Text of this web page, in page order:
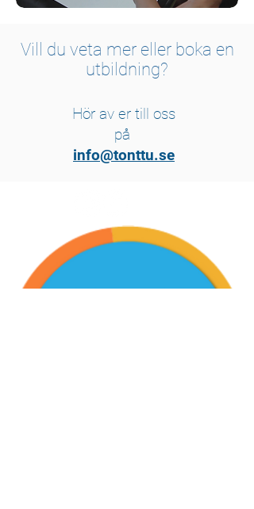
Vill du veta mer eller boka en
utbildning?
Hör av er till oss
på
info@tonttu.se